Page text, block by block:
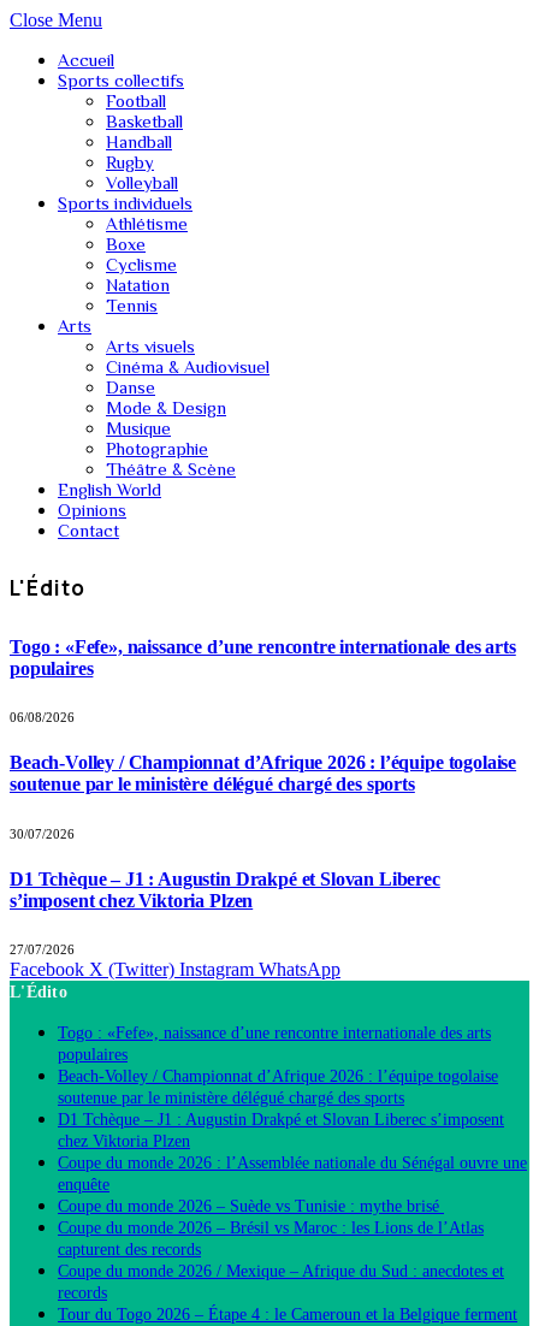
Close Menu
Accueil
Sports collectifs
Football
Basketball
Handball
Rugby
Volleyball
Sports individuels
Athlétisme
Boxe
Cyclisme
Natation
Tennis
Arts
Arts visuels
Cinéma & Audiovisuel
Danse
Mode & Design
Musique
Photographie
Théâtre & Scène
English World
Opinions
Contact
L'Édito
Togo : «Fefe», naissance d’une rencontre internationale des arts
populaires
06/08/2026
Beach-Volley / Championnat d’Afrique 2026 : l’équipe togolaise
soutenue par le ministère délégué chargé des sports
30/07/2026
D1 Tchèque – J1 : Augustin Drakpé et Slovan Liberec
s’imposent chez Viktoria Plzen
27/07/2026
Facebook X (Twitter) Instagram WhatsApp
L'Édito
Togo : «Fefe», naissance d’une rencontre internationale des arts
populaires
Beach-Volley / Championnat d’Afrique 2026 : l’équipe togolaise
soutenue par le ministère délégué chargé des sports
D1 Tchèque – J1 : Augustin Drakpé et Slovan Liberec s’imposent
chez Viktoria Plzen
Coupe du monde 2026 : l’Assemblée nationale du Sénégal ouvre une
enquête
Coupe du monde 2026 – Suède vs Tunisie : mythe brisé
Coupe du monde 2026 – Brésil vs Maroc : les Lions de l’Atlas
capturent des records
Coupe du monde 2026 / Mexique – Afrique du Sud : anecdotes et
records
Tour du Togo 2026 – Étape 4 : le Cameroun et la Belgique ferment